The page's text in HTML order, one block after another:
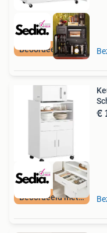
Beoordeeld met 9+
Beoordeeld met 9+
€